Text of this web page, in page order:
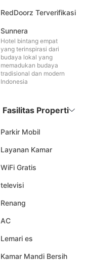
RedDoorz Terverifikasi
Sunnera
Hotel bintang empat
yang terinspirasi dari
budaya lokal yang
memadukan budaya
tradisional dan modern
Indonesia
Fasilitas Properti
Parkir Mobil
Layanan Kamar
WiFi Gratis
televisi
Renang
AC
Lemari es
Kamar Mandi Bersih